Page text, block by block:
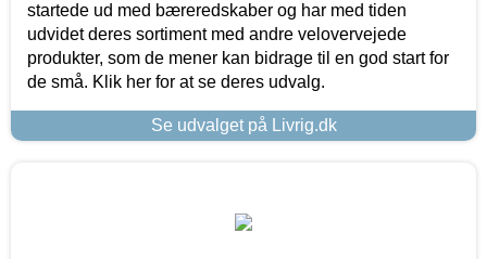
startede ud med bæreredskaber og har med tiden
udvidet deres sortiment med andre velovervejede
produkter, som de mener kan bidrage til en god start for
de små. Klik her for at se deres udvalg.
Se udvalget på Livrig.dk